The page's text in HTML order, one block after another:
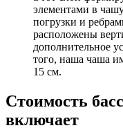
элементами в
погрузки и
расположены
дополнительное
того, наша чаша
15 см.
Стоимость
включает